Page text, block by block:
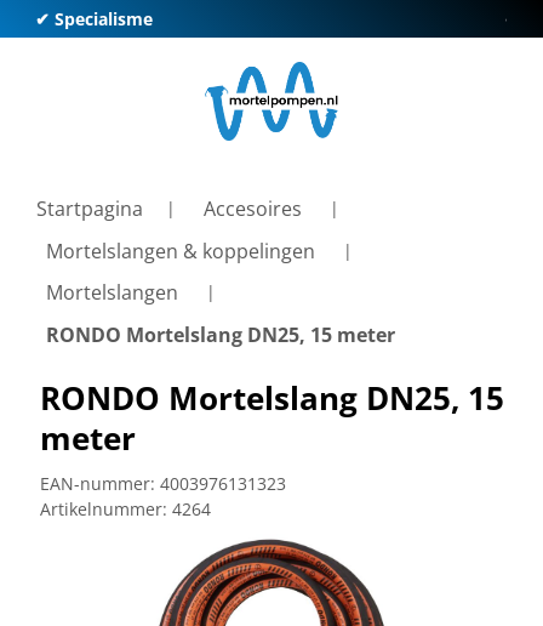
✔ Specialisme ✔
Startpagina
Accesoires
Mortelslangen & koppelingen
Mortelslangen
RONDO Mortelslang DN25, 15 meter
RONDO Mortelslang DN25, 15
meter
EAN-nummer: 4003976131323
Artikelnummer: 4264